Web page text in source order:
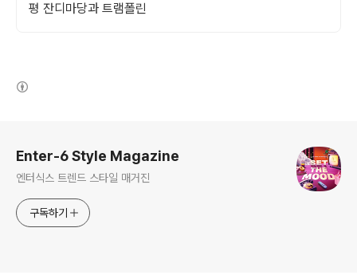
평 잔디마당과 트램폴린
Enter-6 Style Magazine
엔터식스 트렌드 스타일 매거진
구독하기